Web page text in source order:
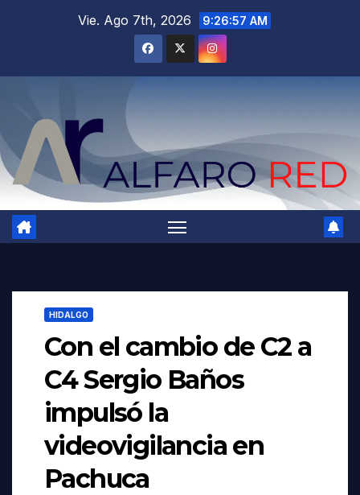
Vie. Ago 7th, 2026 9:26:58 AM
HIDALGO
Con el cambio de C2 a
C4 Sergio Baños
impulsó la
videovigilancia en
Pachuca